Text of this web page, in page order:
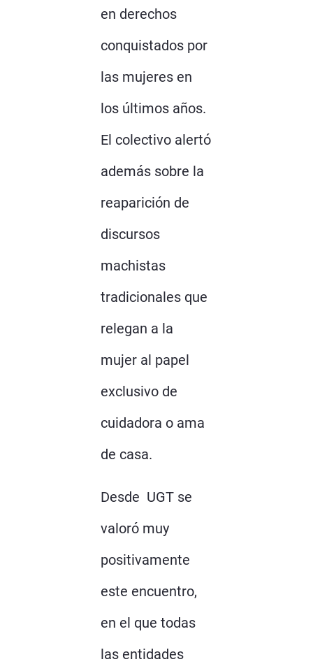
en derechos
conquistados por
las mujeres en
los últimos años.
El colectivo alertó
además sobre la
reaparición de
discursos
machistas
tradicionales que
relegan a la
mujer al papel
exclusivo de
cuidadora o ama
de casa.
Desde UGT se
valoró muy
positivamente
este encuentro,
en el que todas
las entidades